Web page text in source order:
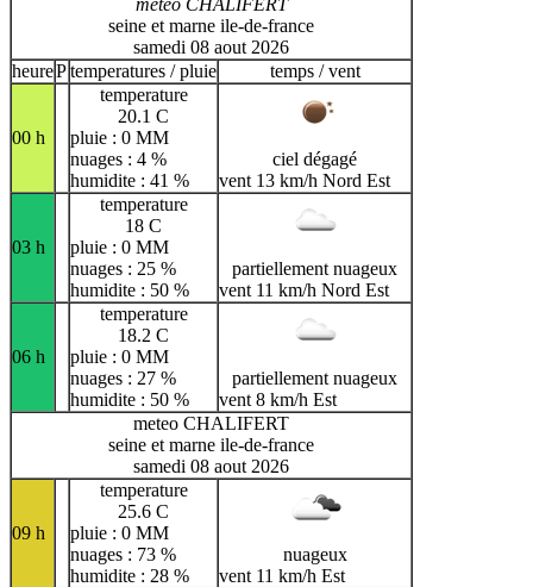
seine et marne ile-de-france
samedi 08 aout 2026
heurePtemperatures / pluie temps / vent
00 h
temperature
20.1 C
pluie : 0 MM
nuages : 4 %
humidite : 41 %
ciel dégagé
vent 13 km/h Nord Est
03 h
temperature
18 C
pluie : 0 MM
nuages : 25 %
humidite : 50 %
partiellement nuageux
vent 11 km/h Nord Est
06 h
temperature
18.2 C
pluie : 0 MM
nuages : 27 %
humidite : 50 %
partiellement nuageux
vent 8 km/h Est
meteo CHALIFERT
seine et marne ile-de-france
samedi 08 aout 2026
09 h
temperature
25.6 C
pluie : 0 MM
nuages : 73 %
humidite : 28 %
nuageux
vent 11 km/h Est